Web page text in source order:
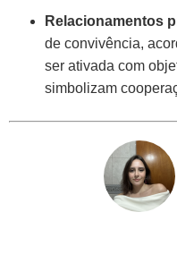
Relacionamentos
de convivência,
ser ativada com
simbolizam